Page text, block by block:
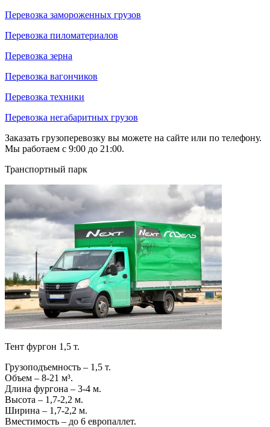
Перевозка замороженных грузов
Перевозка пиломатериалов
Перевозка зерна
Перевозка вагончиков
Перевозка техники
Перевозка негабаритных грузов
Заказать грузоперевозку вы можете на сайте или по телефону.
Мы работаем с 9:00 до 21:00.
Транспортный парк
Тент фургон 1,5 т.
Грузоподъемность – 1,5 т.
Объем – 8-21 м³.
Длина фургона – 3-4 м.
Высота – 1,7-2,2 м.
Ширина – 1,7-2,2 м.
Вместимость – до 6 европаллет.